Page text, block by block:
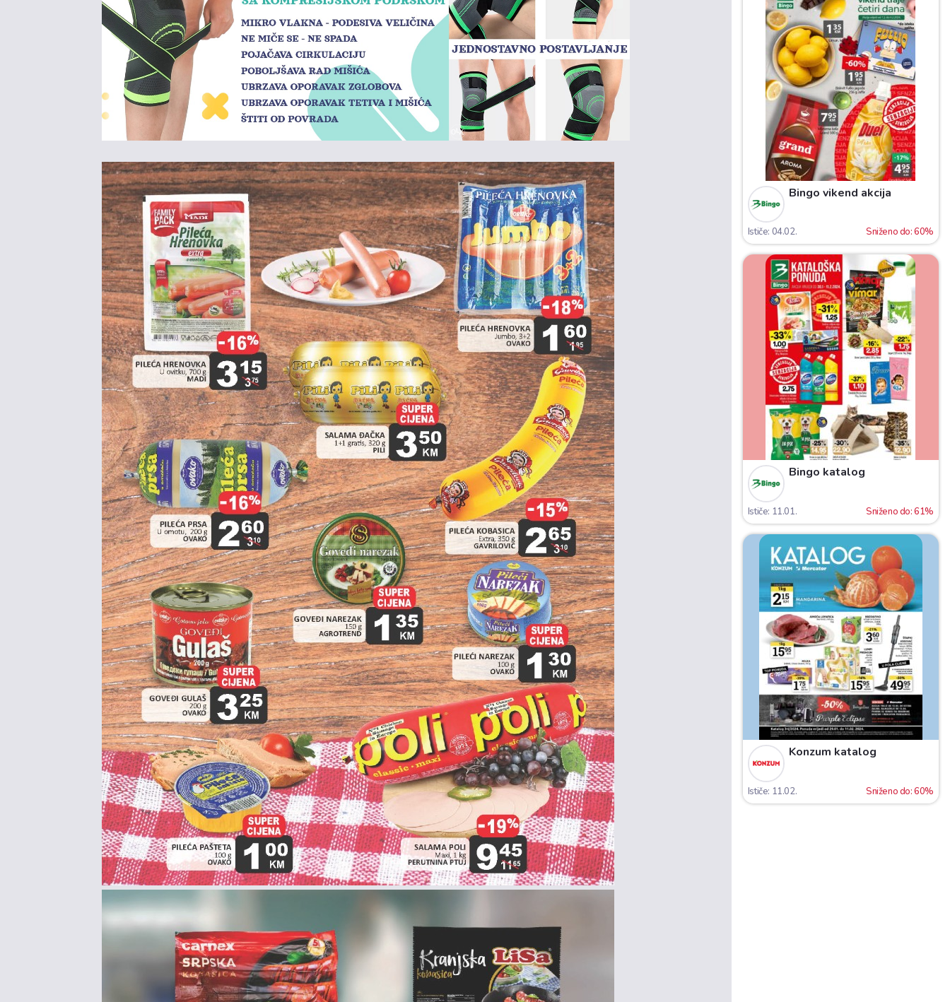
Bingo vikend akcija
Ističe: 04.02. Sniženo do: 60%
Bingo katalog
Ističe: 11.01. Sniženo do: 61%
Konzum katalog
Ističe: 11.02. Sniženo do: 60%